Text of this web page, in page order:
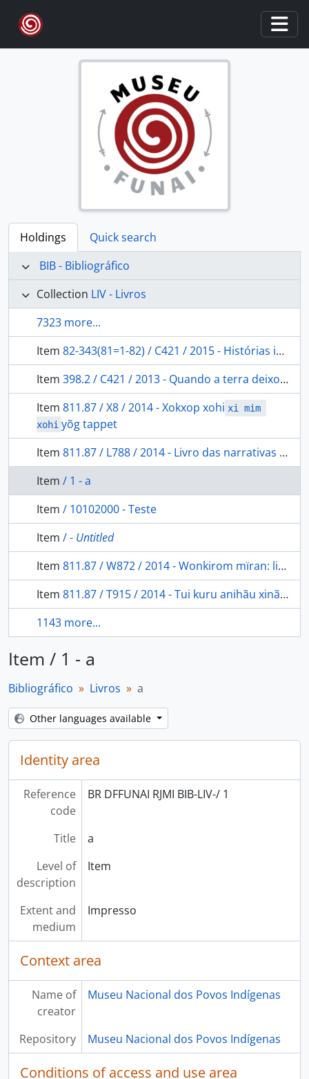
Skip to main content
Holdings
Quick search
BIB - Bibliográfico
Collection LIV - Livros
7323 more...
Item 82-343(81=1-82) / C421 / 2015 - Histórias indígenas dos tempos antigos
Item 398.2 / C421 / 2013 - Quando a terra deixou de falar: cantos da mitologia Marubo.
Item 811.87 / X8 / 2014 - Xokxop xohi xi mim
xohi yõg tappet
Item 811.87 / L788 / 2014 - Livro das narrativas Paresi-Haliti
Item / 1 - a
Item / 10102000 - Teste
Item / - Untitled
Item 811.87 / W872 / 2014 - Wonkirom mïran: livro de narrativas Ikpeng.
Item 811.87 / T915 / 2014 - Tui kuru anihãu xinã: livro de narrativas Yawanawa.
1143 more...
Item / 1 - a
Bibliográfico Livros a
Other languages available
Identity area
Reference
code
BR DFFUNAI RJMI BIB-LIV-/ 1
Title
a
Level of
description
Item
Extent and
medium
Impresso
Context area
Name of
creator
Museu Nacional dos Povos Indígenas
Repository Museu Nacional dos Povos Indígenas
Conditions of access and use area